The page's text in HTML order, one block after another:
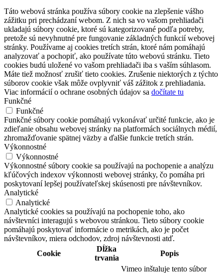
Táto webová stránka používa súbory cookie na zlepšenie vášho
zážitku pri prechádzaní webom. Z nich sa vo vašom prehliadači
ukladajú súbory cookie, ktoré sú kategorizované podľa potreby,
pretože sú nevyhnutné pre fungovanie základných funkcií webovej
stránky. Používame aj cookies tretích strán, ktoré nám pomáhajú
analyzovať a pochopiť, ako používate túto webovú stránku. Tieto
cookies budú uložené vo vašom prehliadači iba s vaším súhlasom.
Máte tiež možnosť zrušiť tieto cookies. Zrušenie niektorých z týchto
súborov cookie však môže ovplyvniť váš zážitok z prehliadania.
Viac informácií o ochrane osobných údajov sa dočítate tu
Funkčné
Funkčné
Funkčné súbory cookie pomáhajú vykonávať určité funkcie, ako je
zdieľanie obsahu webovej stránky na platformách sociálnych médií,
zhromažďovanie spätnej väzby a ďalšie funkcie tretích strán.
Výkonnostné
Výkonnostné
Výkonnostné súbory cookie sa používajú na pochopenie a analýzu
kľúčových indexov výkonnosti webovej stránky, čo pomáha pri
poskytovaní lepšej používateľskej skúsenosti pre návštevníkov.
Analytické
Analytické
Analytické cookies sa používajú na pochopenie toho, ako
návštevníci interagujú s webovou stránkou. Tieto súbory cookie
pomáhajú poskytovať informácie o metrikách, ako je počet
návštevníkov, miera odchodov, zdroj návštevnosti atď.
Cookie
Dĺžka
trvania
Popis
Vimeo inštaluje tento súbor